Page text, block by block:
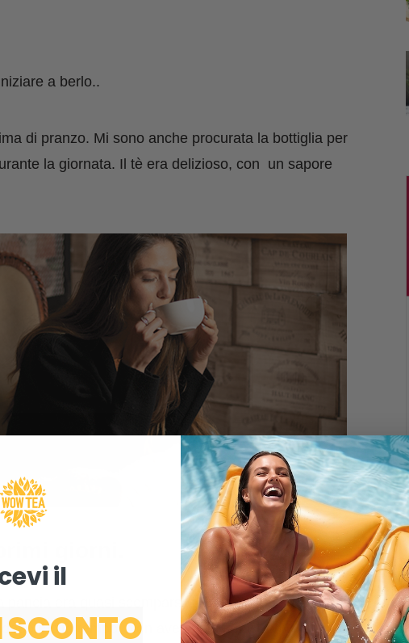
a berlo..
di pranzo. Mi sono anche procurata la bottiglia per
la giornata. Il tè era delizioso, con un sapore
pancia era quasi scomparso. Il mio stomaco
molto tempo. Non avevo più fame come prima.
il
SCONTO